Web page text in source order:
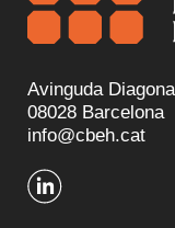
Avinguda
08028 Barcelona
info@cbeh.cat